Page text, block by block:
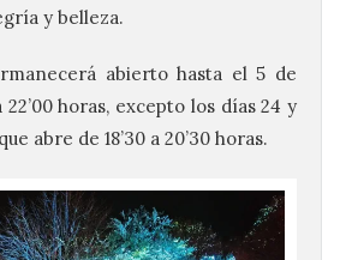
y belleza.
abierto hasta el 5 de
22’00 horas, excepto los días 24 y
abre de 18’30 a 20’30 horas.